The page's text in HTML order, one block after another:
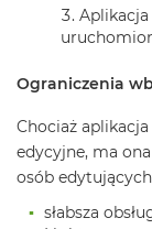
M
a
B
o
k
A
i
P
Ograniczenia
Chociaż
edycyjne, ma
osób
słabsza